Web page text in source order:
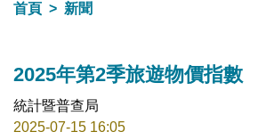
首頁
新聞
2025年第2季旅遊物價指數
統計暨普查局
2025-07-15 16:05